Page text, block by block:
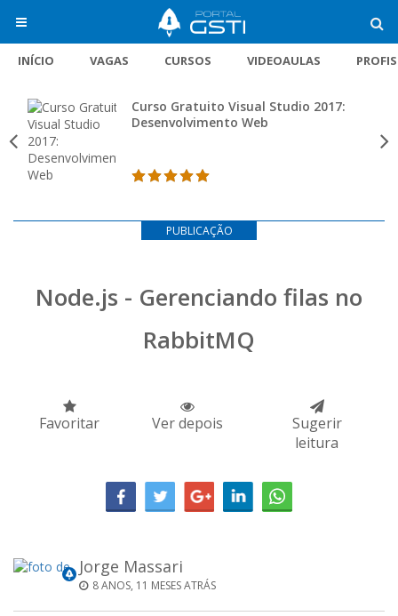
INÍCIO VAGAS CURSOS VIDEOAULAS
Curso Gratuito Visual Studio 2017:
Desenvolvimento Web
PUBLICAÇÃO
Node.js - Gerenciando filas no
RabbitMQ
Favoritar Ver depois
Sugerir
leitura
Jorge Massari
8 ANOS, 11 MESES ATRÁS